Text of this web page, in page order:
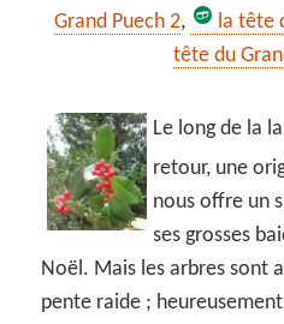
Grand Puech 2, la tête
tête du
Le long de la
retour, une
nous offre un
ses grosses
Noël. Mais les arbres sont
pente raide ;